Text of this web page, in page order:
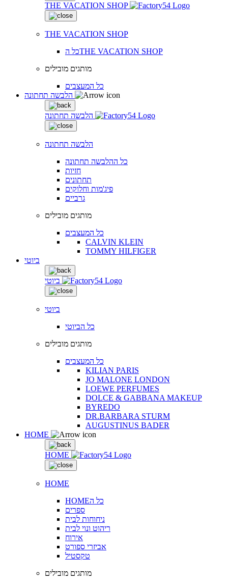
THE VACATION SHOP
THE VACATION SHOP
כל הTHE VACATION SHOP
מותגים מובילים
כל המעצבים
הלבשה תחתונה
הלבשה תחתונה
כל ההלבשה תחתונה
חזיות
תחתונים
פיג'מות וחלוקים
גרביים
מותגים מובילים
כל המעצבים
CALVIN KLEIN
TOMMY HILFIGER
ביוטי
ביוטי
ביוטי
כל הביוטי
מותגים מובילים
כל המעצבים
KILIAN PARIS
JO MALONE LONDON
LOEWE PERFUMES
DOLCE & GABBANA MAKEUP
BYREDO
DR.BARBARA STURM
AUGUSTINUS BADER
HOME
HOME
HOME
HOMEכל ה
ספרים
ניחוחות לבית
ריהוט ונוי לבית
אירוח
אביזרי ספורט
טקסטיל
מותגים מובילים